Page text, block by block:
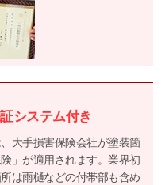
システム付き
大手損害保険会社が塗装箇
」が適用されます。業界初
は雨樋などの付帯部も含め